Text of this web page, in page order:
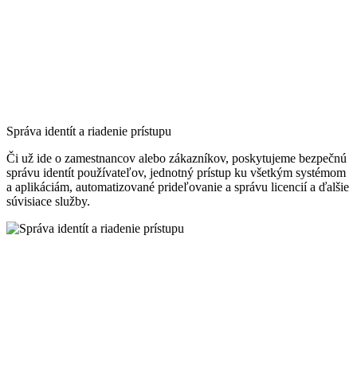
Správa identít a riadenie prístupu
Či už ide o zamestnancov alebo zákazníkov, poskytujeme bezpečnú
správu identít používateľov, jednotný prístup ku všetkým systémom
a aplikáciám, automatizované prideľovanie a správu licencií a ďalšie
súvisiace služby.